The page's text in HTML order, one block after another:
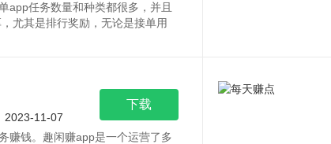
app任务数量和种类都很多，并且
尤其是排行奖励，无论是接单用
2023-11-07
赚钱。趣闲赚app是一个运营了多
下载